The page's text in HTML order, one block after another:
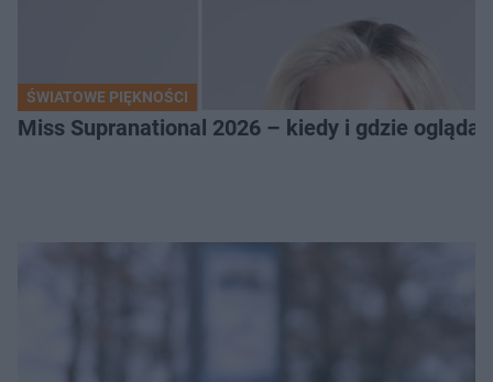
ŚWIATOWE PIĘKNOŚCI
Miss Supranational 2026 – kiedy i gdzie